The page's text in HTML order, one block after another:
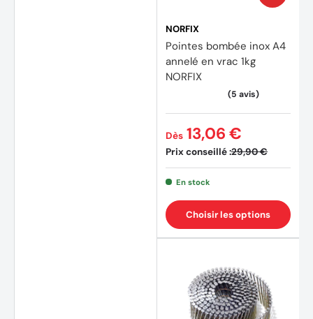
NORFIX
Pointes bombée inox A4
annelé en vrac 1kg
NORFIX
Prix conseillé :29,90 €
Dès 13,06 €
En stock
Choisir les options